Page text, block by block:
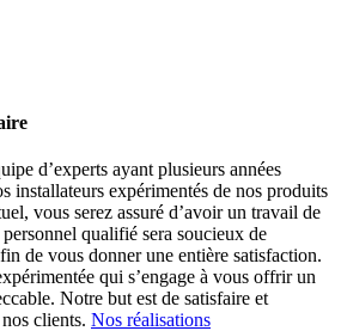
d’experts ayant plusieurs années
installateurs expérimentés de nos produits
vous serez assuré d’avoir un travail de
qualifié sera soucieux de
de vous donner une entière satisfaction.
qui s’engage à vous offrir un
Notre but est de satisfaire et
clients. Nos réalisations